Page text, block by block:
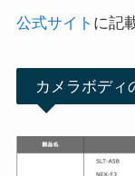
公式サイト に記
カメラボディ